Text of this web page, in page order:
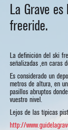
La Grave
freeride.
La definición del ski
señalizadas ,en caras
Es considerado un
metros de altura, en
pasillos abruptos
vuestro nivel.
Lejos de las típicas
http://